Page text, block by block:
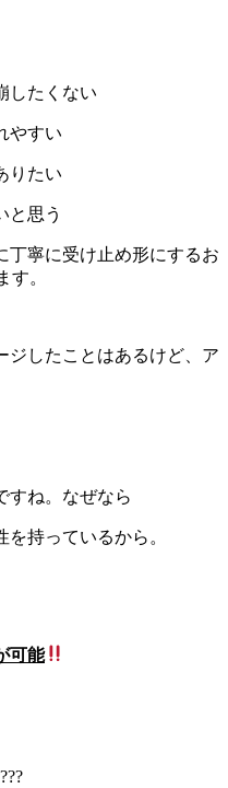
したくない
やすい
りたい
と思う
丁寧に受け止め形にするお
す。
ジしたことはあるけど、ア
すね。なぜなら
持っているから。
可能